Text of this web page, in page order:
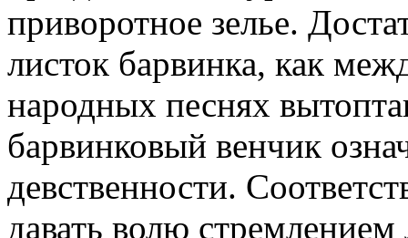
приворотное зелье.
листок барвинка, как
народных песнях
барвинковый венчик
девственности.
давать волю